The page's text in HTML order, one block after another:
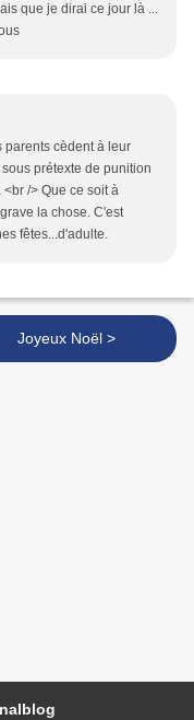
que je dirai ce jour là ...
parents cèdent à leur
prétexte de punition
/> Que ce soit à
la chose. C'est
fêtes...d'adulte.
Joyeux Noël >